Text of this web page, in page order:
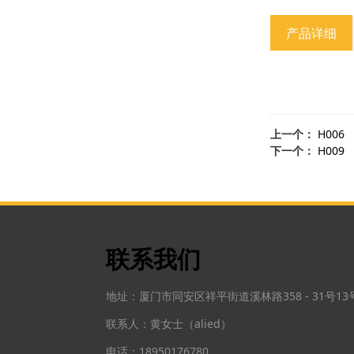
产品详细
上一个： H006
下一个： H009
联系我们
地址：厦门市同安区祥平街道溪林路358 - 31号13
联系人：黄女士（alied）